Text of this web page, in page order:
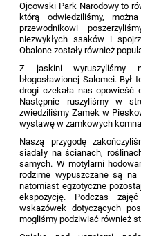
Ojcowski Park Narodowy to
którą odwiedziliśmy,
przewodnikowi
niezwykłych ssaków i
Obalone zostały również
Z jaskini wyruszyliśmy
błogosławionej Salomei.
drogi czekała nas opowieść
Następnie ruszyliśmy w
zwiedziliśmy Zamek w
wystawę w zamkowych
Naszą przygodę
siadały na ścianach,
samych. W motylarni
rodzime wypuszczane są
natomiast egzotyczne
ekspozycję. Podczas
wskazówek dotyczących
mogliśmy podziwiać również